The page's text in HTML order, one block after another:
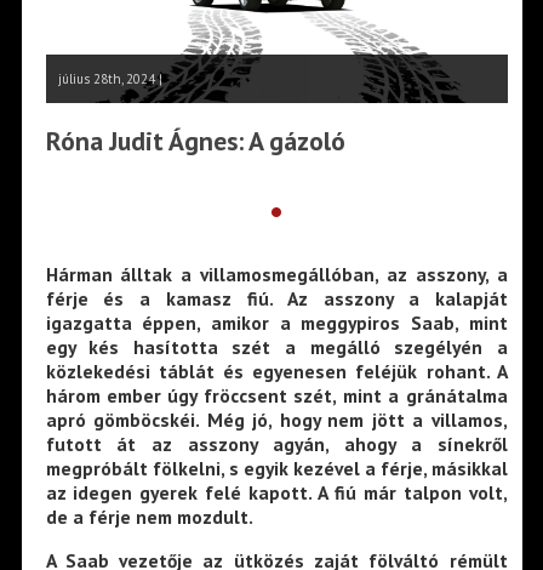
július 28th, 2024 |
Róna Judit Ágnes: A gázoló
•
Hárman álltak a villamosmegállóban, az asszony, a
férje és a kamasz fiú. Az asszony a kalapját
igazgatta éppen, amikor a meggypiros Saab, mint
egy kés hasította szét a megálló szegélyén a
közlekedési táblát és egyenesen feléjük rohant. A
három ember úgy fröccsent szét, mint a gránátalma
apró gömböcskéi. Még jó, hogy nem jött a villamos,
futott át az asszony agyán, ahogy a sínekről
megpróbált fölkelni, s egyik kezével a férje, másikkal
az idegen gyerek felé kapott. A fiú már talpon volt,
de a férje nem mozdult.
A Saab vezetője az ütközés zaját fölváltó rémült